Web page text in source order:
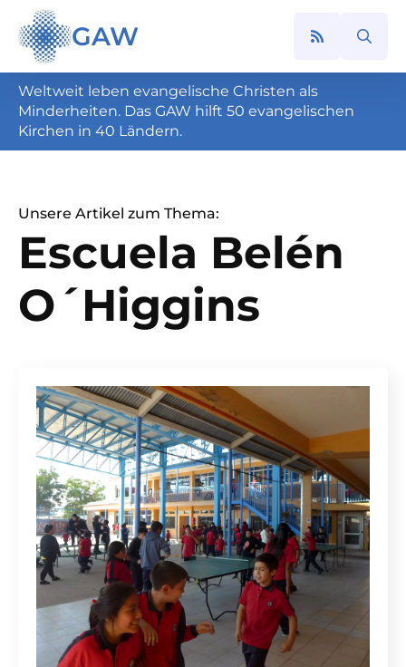
GAW
Search
Weltweit leben evangelische Christen als
Minderheiten. Das GAW hilft 50 evangelischen
Kirchen in 40 Ländern.
Unsere Artikel zum Thema:
Escuela Belén
O´Higgins